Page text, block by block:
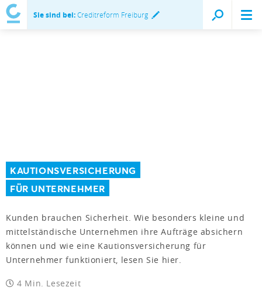
Sie sind bei:Creditreform Freiburg
KAUTIONSVERSICHERUNG
FÜR UNTERNEHMER
Kunden brauchen Sicherheit. Wie besonders kleine und
mittelständische Unternehmen ihre Aufträge absichern
können und wie eine Kautionsversicherung für
Unternehmer funktioniert, lesen Sie hier.
4 Min. Lesezeit